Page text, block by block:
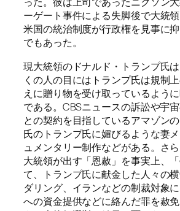
ーゲート事件による失脚後で大統領
米国の統治制度が行政権を見事に
でもあった。
現大統領のドナルド・トランプ氏
くの人の目にはトランプ氏は規制
えに贈り物を受け取っているよう
である。CBSニュースの訴訟や宇
との契約を目指しているアマゾン
氏のトランプ氏に媚びるような妻
ュメンタリー制作などがある。さ
大統領が出す「恩赦」を事実上、
て、トランプ氏に献金した人々の
ダリング、イランなどの制裁対象
への資金提供などに絡んだ罪を赦